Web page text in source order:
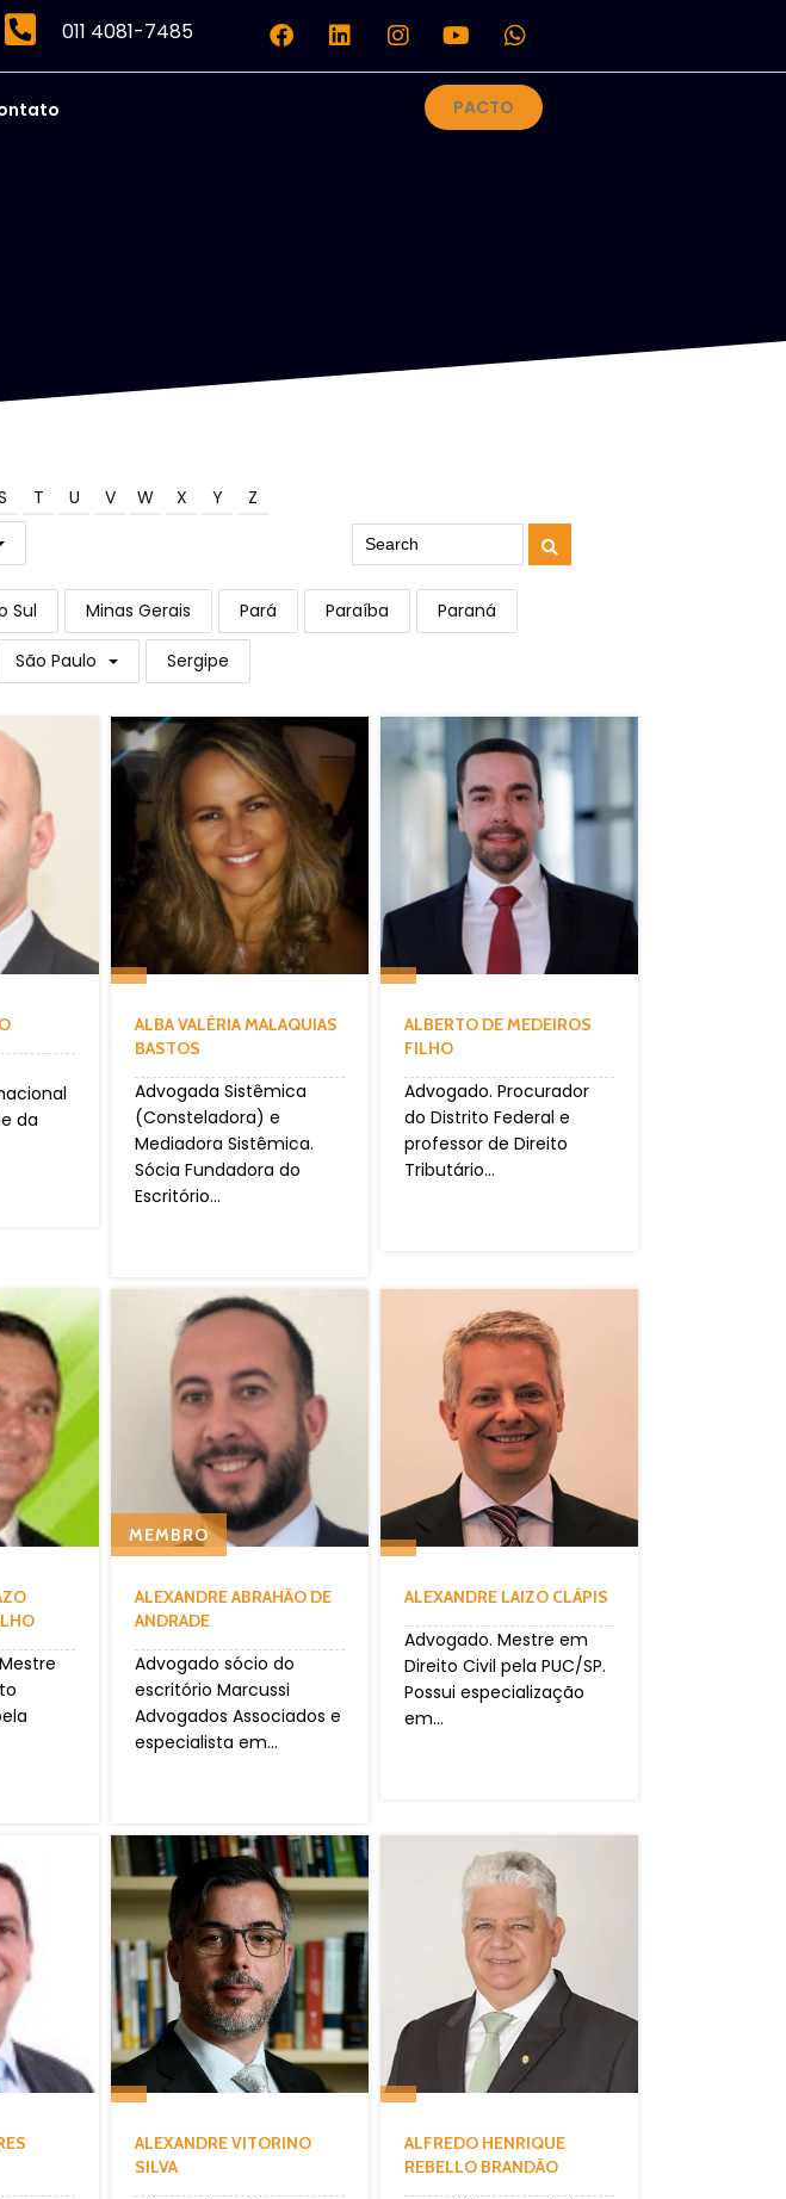
011 4081-7485
PACTO
T U V W X Y
Z
Sul Minas Gerais Pará Paraíba Paraná
São Paulo Sergipe
da
ALBA VALÉRIA MALAQUIAS
BASTOS
Advogada Sistêmica
(Consteladora) e
Mediadora Sistêmica.
Sócia Fundadora do
Escritório...
ALBERTO DE MEDEIROS
FILHO
Advogado. Procurador
do Distrito Federal e
professor de Direito
Tributário...
MEMBRO
ALEXANDRE ABRAHÃO DE
ANDRADE
Advogado sócio do
escritório Marcussi
Advogados Associados e
especialista em...
ALEXANDRE LAIZO CLÁPIS
Advogado. Mestre em
Direito Civil pela PUC/SP.
Possui especialização
em...
ALEXANDRE VITORINO
SILVA
ALFREDO HENRIQUE
REBELLO BRANDÃO